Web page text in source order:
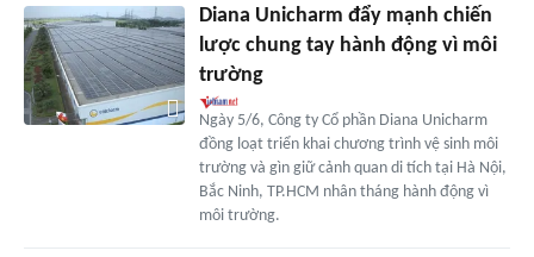
Diana Unicharm đẩy mạnh chiến
lược chung tay hành động vì môi
trường
Ngày 5/6, Công ty Cổ phần Diana Unicharm
đồng loạt triển khai chương trình vệ sinh môi
trường và gìn giữ cảnh quan di tích tại Hà Nội,
Bắc Ninh, TP.HCM nhân tháng hành động vì
môi trường.